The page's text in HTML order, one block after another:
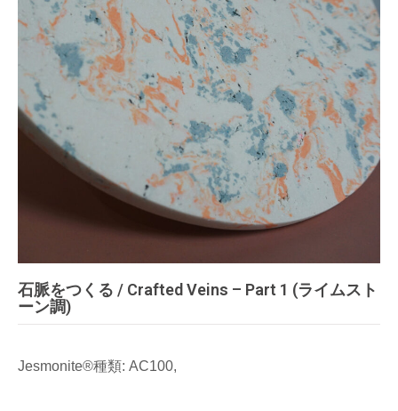
石脈をつくる / Crafted Veins – Part 1 (ライムスト
ーン調)
Jesmonite®種類: AC100,